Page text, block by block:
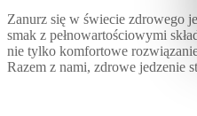
Zanurz się w świecie zdrowego
smak z pełnowartościowymi
nie tylko komfortowe
Razem z nami, zdrowe jedzenie